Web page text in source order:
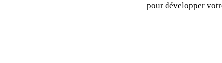
pour développer